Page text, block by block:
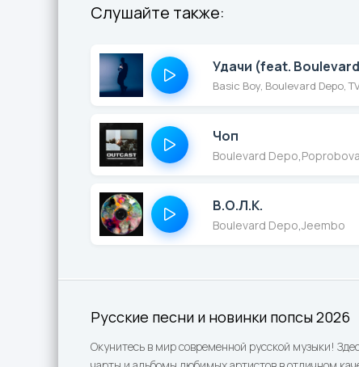
Русские песни и новинки попсы 2026
Окунитесь в мир современной русской музыки!
Слушайте также:
Удачи (feat. Boulevard
Basic Boy, Boulevard Depo,
Чоп
Boulevard Depo
В.О.Л.К.
Boulevard Depo Jeembo